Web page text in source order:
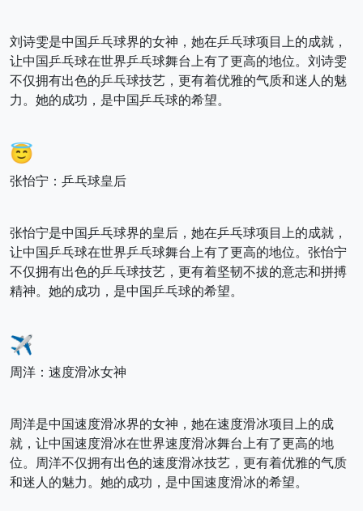
刘诗雯是中国乒乓球界的女神，她在乒乓球项目上的成就，
让中国乒乓球在世界乒乓球舞台上有了更高的地位。刘诗雯
不仅拥有出色的乒乓球技艺，更有着优雅的气质和迷人的魅
力。她的成功，是中国乒乓球的希望。
😇
张怡宁：乒乓球皇后
张怡宁是中国乒乓球界的皇后，她在乒乓球项目上的成就，
让中国乒乓球在世界乒乓球舞台上有了更高的地位。张怡宁
不仅拥有出色的乒乓球技艺，更有着坚韧不拔的意志和拼搏
精神。她的成功，是中国乒乓球的希望。
✈️
周洋：速度滑冰女神
周洋是中国速度滑冰界的女神，她在速度滑冰项目上的成
就，让中国速度滑冰在世界速度滑冰舞台上有了更高的地
位。周洋不仅拥有出色的速度滑冰技艺，更有着优雅的气质
和迷人的魅力。她的成功，是中国速度滑冰的希望。